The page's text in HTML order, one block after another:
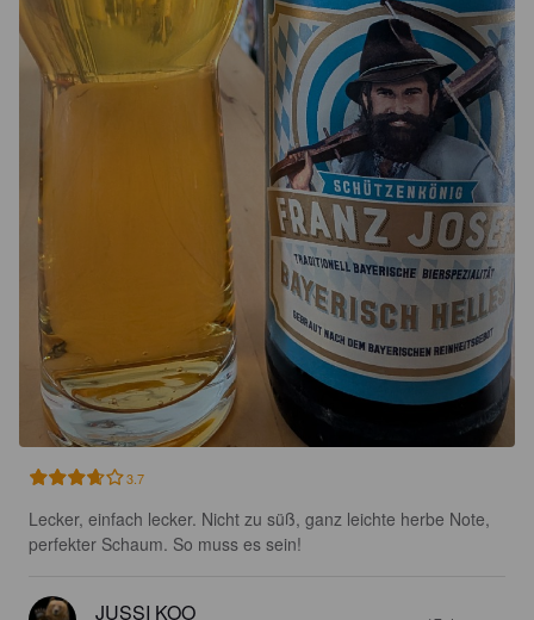
3.7
Lecker, einfach lecker. Nicht zu süß, ganz leichte herbe Note,
perfekter Schaum. So muss es sein!
JUSSI KOO